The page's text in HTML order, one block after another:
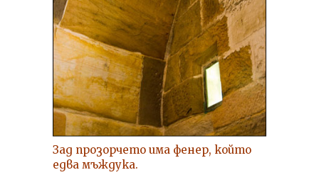
Зад прозорчето има фенер, който
едва мъждука.